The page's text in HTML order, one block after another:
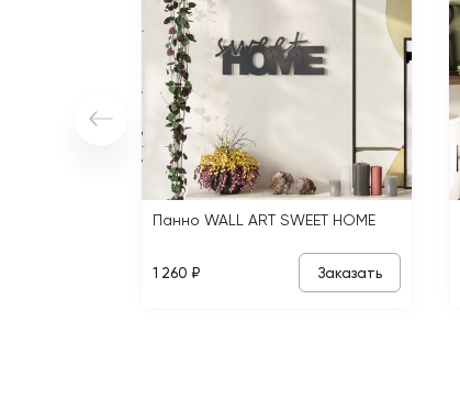
Панно WALL ART SWEET HOME
1 260 ₽ Заказать